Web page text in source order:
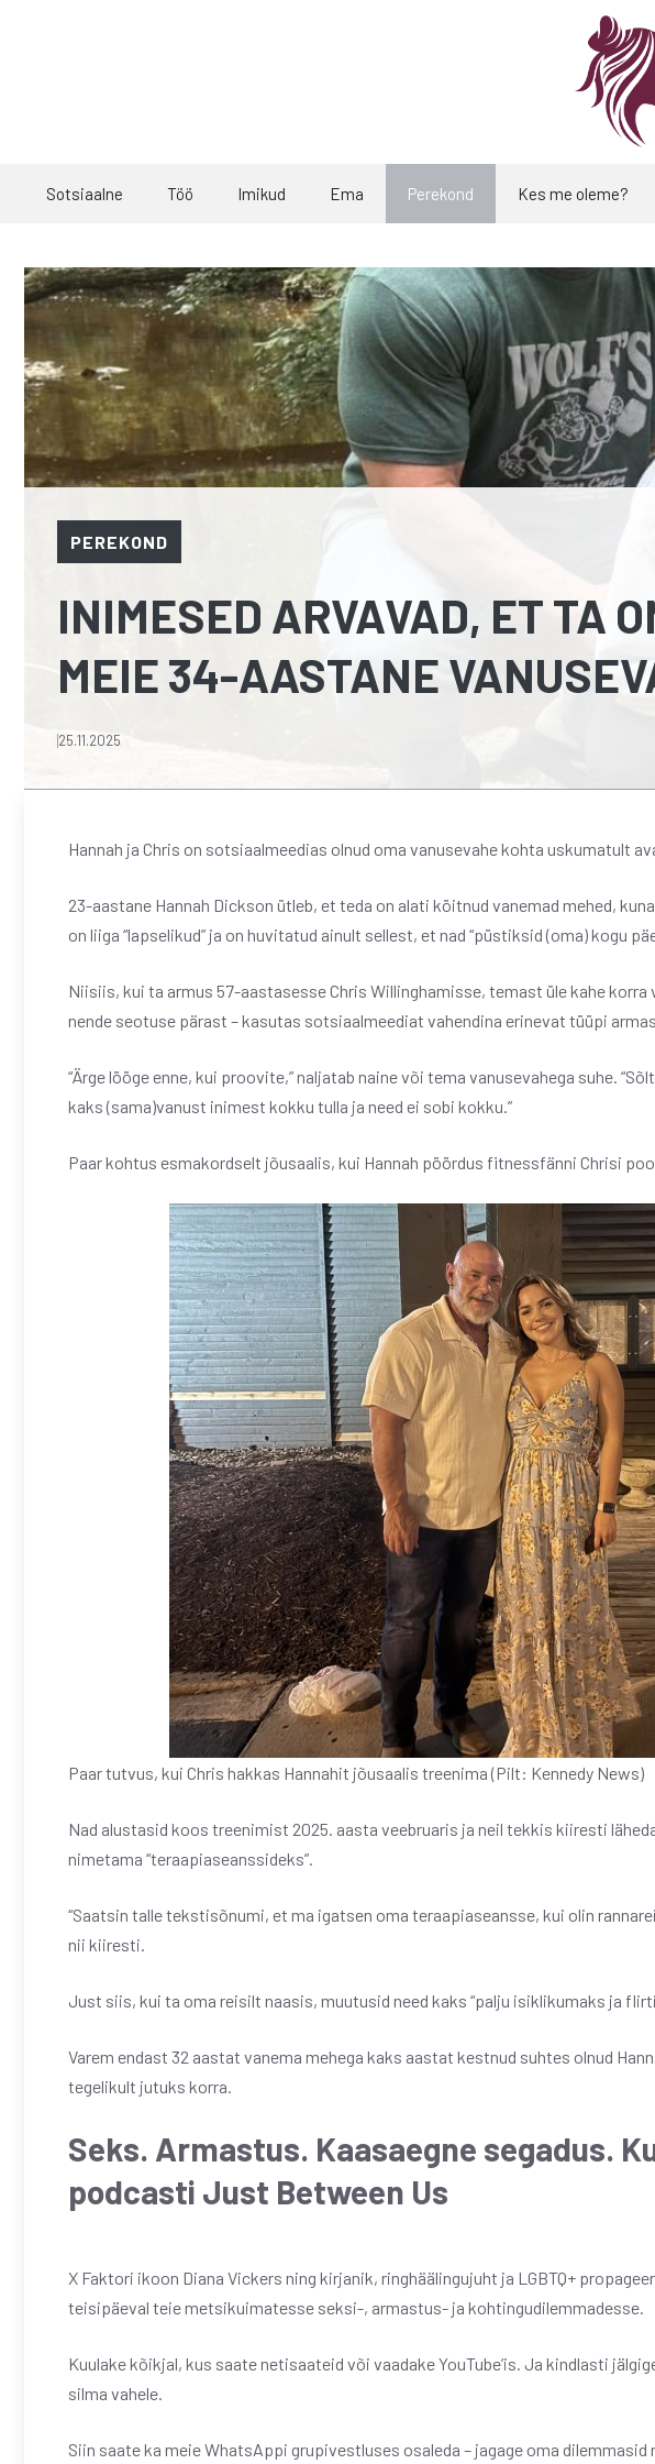
Sotsiaalne Töö Imikud Ema Perekond Kes me oleme?
PEREKOND
INIMESED ARVAVAD, ET TA
MEIE 34-AASTANE
25.11.2025
Hannah ja Chris on sotsiaalmeedias olnud oma vanusevahe kohta uskumatult
23-aastane Hannah Dickson ütleb, et teda on alati köitnud vanemad mehed,
on liiga “lapselikud” ja on huvitatud ainult sellest, et nad “püstiksid (oma) kogu
Niisiis, kui ta armus 57-aastasesse Chris Willinghamisse, temast üle kahe korra
nende seotuse pärast – kasutas sotsiaalmeediat vahendina erinevat tüüpi
“Ärge lööge enne, kui proovite,” naljatab naine või tema vanusevahega suhe.
kaks (sama)vanust inimest kokku tulla ja need ei sobi kokku.”
Paar kohtus esmakordselt jõusaalis, kui Hannah pöördus fitnessfänni Chrisi
Paar tutvus, kui Chris hakkas Hannahit jõusaalis treenima (Pilt: Kennedy News)
Nad alustasid koos treenimist 2025. aasta veebruaris ja neil tekkis kiiresti
nimetama “teraapiaseanssideks”.
“Saatsin talle tekstisõnumi, et ma igatsen oma teraapiaseansse, kui olin
nii kiiresti.
Just siis, kui ta oma reisilt naasis, muutusid need kaks “palju isiklikumaks ja
Varem endast 32 aastat vanema mehega kaks aastat kestnud suhtes olnud
tegelikult jutuks korra.
Seks. Armastus. Kaasaegne segadus.
podcasti Just Between Us
X Faktori ikoon Diana Vickers ning kirjanik, ringhäälingujuht ja LGBTQ+
teisipäeval teie metsikuimatesse seksi-, armastus- ja kohtingudilemmadesse.
Kuulake kõikjal, kus saate netisaateid või vaadake YouTube’is. Ja kindlasti
silma vahele.
Siin saate ka meie WhatsAppi grupivestluses osaleda – jagage oma